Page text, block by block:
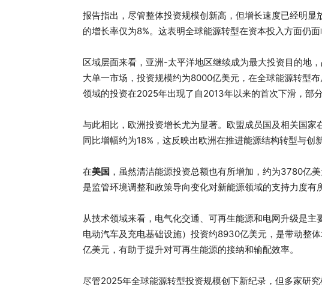
报告指出，尽管整体投资规模创新高，但增长速度已经明
的增长率仅为8%。这表明全球能源转型在资本投入方面仍面
区域层面来看，亚洲-太平洋地区继续成为最大投资目的地
大单一市场，投资规模约为8000亿美元，在全球能源转型
领域的投资在2025年出现了自2013年以来的首次下滑，部
与此相比，欧洲投资增长尤为显著。欧盟成员国及相关国家
同比增幅约为18%，这反映出欧洲在推进能源结构转型与创
在美国 ，虽然清洁能源投资总额也有所增加，约为3780亿
是监管环境调整和政策导向变化对新能源领域的支持力度有
从技术领域来看，电气化交通、可再生能源和电网升级是
电动汽车及充电基础设施）投资约8930亿美元，是带动整
亿美元，有助于提升对可再生能源的接纳和输配效率。
尽管2025年全球能源转型投资规模创下新纪录，但多家研